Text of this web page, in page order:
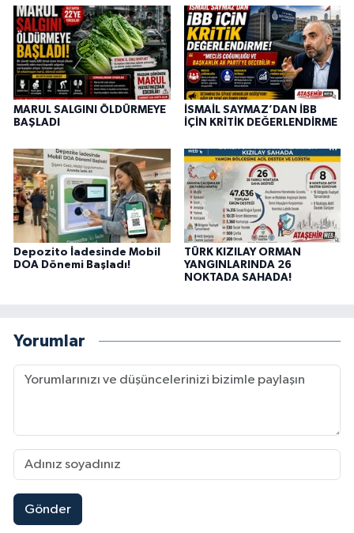
MARUL SALGINI ÖLDÜRMEYE
BAŞLADI
İSMAİL SAYMAZ’DAN İBB
İÇİN KRİTİK DEĞERLENDİRME
Depozito İadesinde Mobil
DOA Dönemi Başladı!
TÜRK KIZILAY ORMAN
YANGINLARINDA 26
NOKTADA SAHADA!
Yorumlar
Gönder